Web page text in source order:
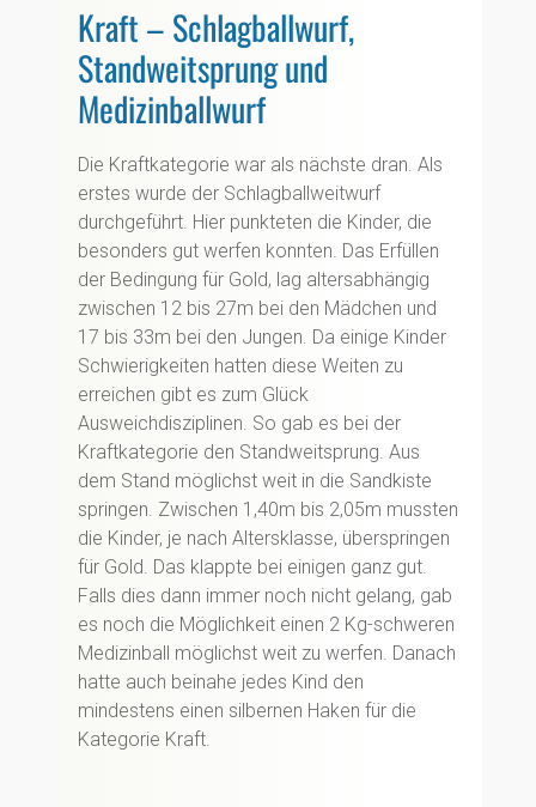
Kraft – Schlagballwurf,
Standweitsprung und
Medizinballwurf
Die Kraftkategorie war als nächste dran. Als
erstes wurde der Schlagballweitwurf
durchgeführt. Hier punkteten die Kinder, die
besonders gut werfen konnten. Das Erfüllen
der Bedingung für Gold, lag altersabhängig
zwischen 12 bis 27m bei den Mädchen und
17 bis 33m bei den Jungen. Da einige Kinder
Schwierigkeiten hatten diese Weiten zu
erreichen gibt es zum Glück
Ausweichdisziplinen. So gab es bei der
Kraftkategorie den Standweitsprung. Aus
dem Stand möglichst weit in die Sandkiste
springen. Zwischen 1,40m bis 2,05m mussten
die Kinder, je nach Altersklasse, überspringen
für Gold. Das klappte bei einigen ganz gut.
Falls dies dann immer noch nicht gelang, gab
es noch die Möglichkeit einen 2 Kg-schweren
Medizinball möglichst weit zu werfen. Danach
hatte auch beinahe jedes Kind den
mindestens einen silbernen Haken für die
Kategorie Kraft.